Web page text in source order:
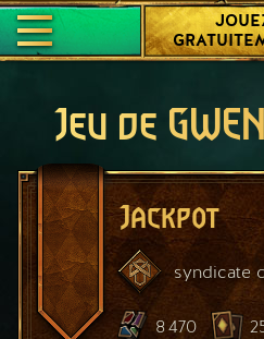
Jeu de
Jackpot
syndicate
8 470